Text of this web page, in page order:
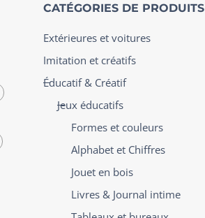
CATÉGORIES DE PRODUITS
Extérieures et voitures
Imitation et créatifs
Éducatif & Créatif
Jeux éducatifs
Formes et couleurs
Alphabet et Chiffres
Jouet en bois
Livres & Journal intime